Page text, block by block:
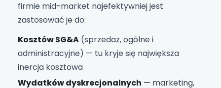
firmie mid-market najefektywniej jest
zastosować je do:
Kosztów SG&A (sprzedaż, ogólne i
administracyjne) — tu kryje się największa
inercja kosztowa
Wydatków dyskrecjonalnych — marketing,